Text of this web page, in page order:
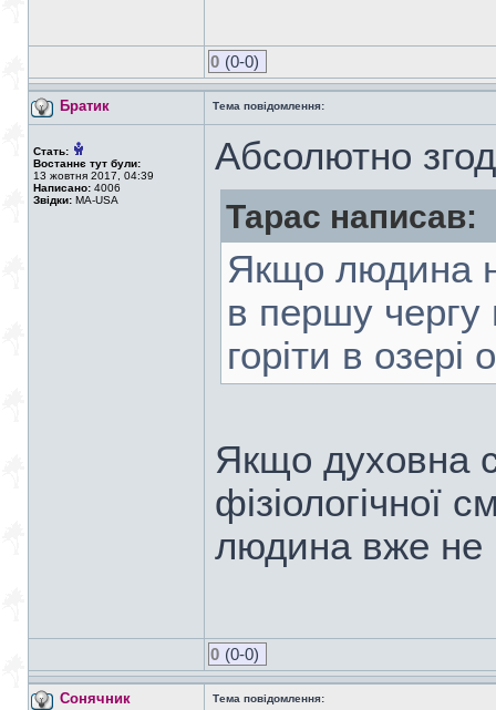
0 (0-0)
Братик Тема повідомлення:
Стать:
Востаннє тут були:
13 жовтня 2017, 04:39
Написано: 4006
Звідки: MA-USA
Абсолютно
Тарас написав:
Якщо людина
в першу чергу
горіти в
Якщо духовна
фізіологічної
людина вже не
0 (0-0)
Сонячник Тема повідомлення: